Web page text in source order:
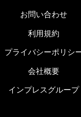
お問い合わせ
利用規約
プライバシーポリシ
会社概要
インプレスグループ